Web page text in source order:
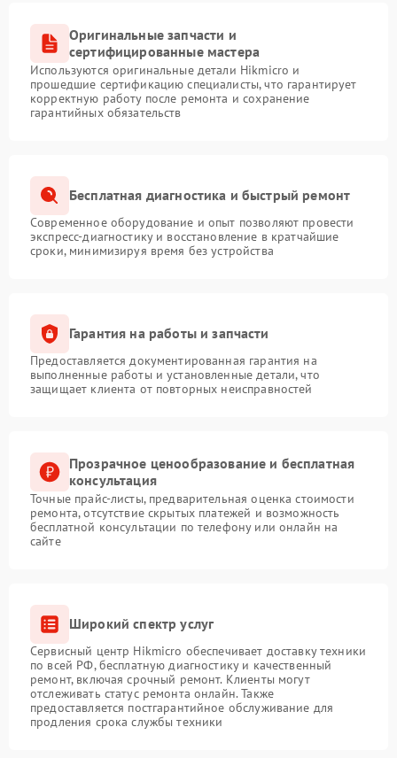
Оригинальные запчасти и
сертифицированные мастера
Используются оригинальные детали Hikmicro и
прошедшие сертификацию специалисты, что гарантирует
корректную работу после ремонта и сохранение
гарантийных обязательств
Бесплатная диагностика и быстрый ремонт
Современное оборудование и опыт позволяют провести
экспресс-диагностику и восстановление в кратчайшие
сроки, минимизируя время без устройства
Гарантия на работы и запчасти
Предоставляется документированная гарантия на
выполненные работы и установленные детали, что
защищает клиента от повторных неисправностей
Прозрачное ценообразование и бесплатная
консультация
Точные прайс-листы, предварительная оценка стоимости
ремонта, отсутствие скрытых платежей и возможность
бесплатной консультации по телефону или онлайн на
сайте
Широкий спектр услуг
Сервисный центр Hikmicro обеспечивает доставку техники
по всей РФ, бесплатную диагностику и качественный
ремонт, включая срочный ремонт. Клиенты могут
отслеживать статус ремонта онлайн. Также
предоставляется постгарантийное обслуживание для
продления срока службы техники